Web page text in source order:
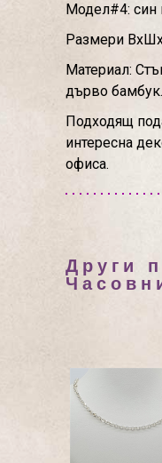
Модел#4: син
Размери
Материал:
дърво бамбук.
Подходящ
интересна
офиса.
Други